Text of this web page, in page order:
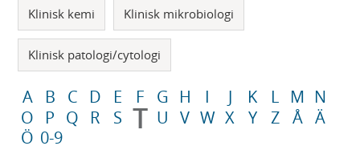
Klinisk kemi Klinisk mikrobiologi
Klinisk patologi/cytologi
A B C D E F G H I J K L M N
O
P Q R S T U V W X Y Z Å Ä
Ö 0-9